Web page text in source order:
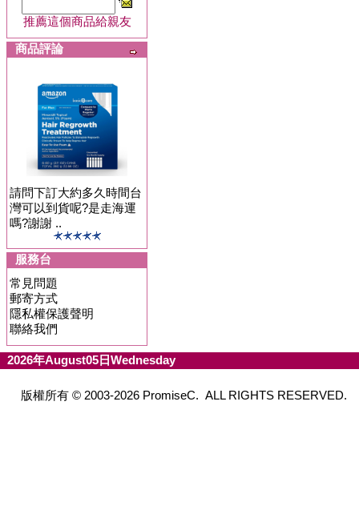
推薦這個商品給親友
商品評論
請問下訂大約多久時間台
灣可以到貨呢?是走海運
嗎?謝謝 ..
服務台
常見問題
郵寄方式
隱私權保護聲明
聯絡我們
2026年August05日Wednesday
版權所有 © 2003-2026 PromiseC. ALL RIGHTS RESERVED.